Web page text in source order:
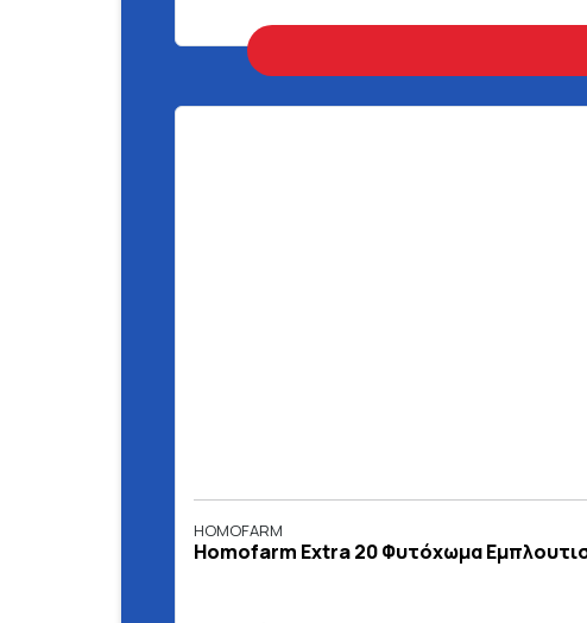
HOMOFARM
Homofarm Extra 20 Φυτόχωμα